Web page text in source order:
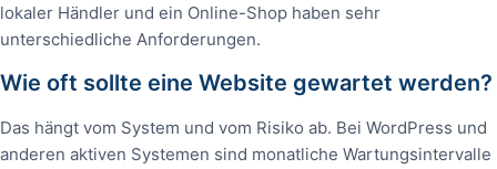
lokaler Händler und ein Online-Shop haben sehr
unterschiedliche Anforderungen.
Wie oft sollte eine Website gewartet werden?
Das hängt vom System und vom Risiko ab. Bei WordPress und
anderen aktiven Systemen sind monatliche Wartungsintervalle